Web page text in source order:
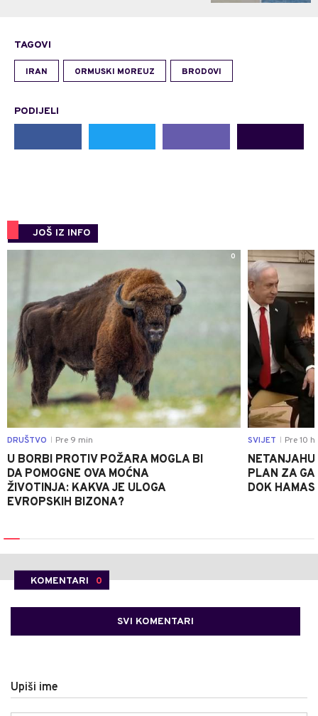
TAGOVI
IRAN ORMUSKI MOREUZ BRODOVI
PODIJELI
JOŠ IZ INFO
0
DRUŠTVO Pre 9 min
U BORBI PROTIV POŽARA MOGLA BI
DA POMOGNE OVA MOĆNA
ŽIVOTINJA: KAKVA JE ULOGA
EVROPSKIH BIZONA?
SVIJET Pre 10 h
PLAN ZA
DOK
KOMENTARI 0
SVI KOMENTARI
Upiši ime